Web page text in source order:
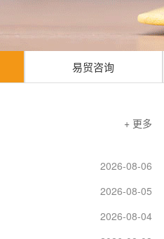
易贸咨询
+ 更多
2026-08-06
2026-08-05
2026-08-04